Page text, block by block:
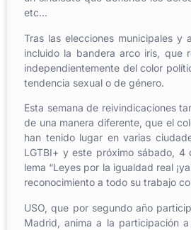
etc…
Tras las elecciones municipales y
incluido la bandera arco iris, que
independientemente del color
tendencia sexual o de género.
Esta semana de reivindicaciones
de una manera diferente, que el
han tenido lugar en varias
LGTBI+ y este próximo sábado,
lema “Leyes por la igualdad real
reconocimiento a todo su trabajo
USO, que por segundo año
Madrid, anima a la participación